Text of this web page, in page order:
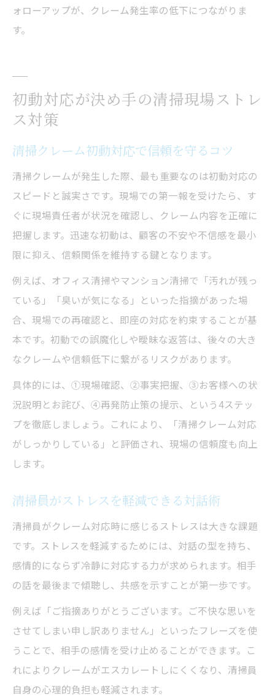
ォローアップが、クレーム発生率の低下につながりま
す。
初動対応が決め手の清掃現場ストレ
ス対策
清掃クレーム初動対応で信頼を守るコツ
清掃クレームが発生した際、最も重要なのは初動対応の
スピードと誠実さです。現場での第一報を受けたら、す
ぐに現場責任者が状況を確認し、クレーム内容を正確に
把握します。迅速な初動は、顧客の不安や不信感を最小
限に抑え、信頼関係を維持する鍵となります。
例えば、オフィス清掃やマンション清掃で「汚れが残っ
ている」「臭いが気になる」といった指摘があった場
合、現場での再確認と、即座の対応を約束することが基
本です。初動での誤魔化しや曖昧な返答は、後々の大き
なクレームや信頼低下に繋がるリスクがあります。
具体的には、①現場確認、②事実把握、③お客様への状
況説明とお詫び、④再発防止策の提示、という4ステッ
プを徹底しましょう。これにより、「清掃クレーム対応
がしっかりしている」と評価され、現場の信頼度も向上
します。
清掃員がストレスを軽減できる対話術
清掃員がクレーム対応時に感じるストレスは大きな課題
です。ストレスを軽減するためには、対話の型を持ち、
感情的にならず冷静に対応する力が求められます。相手
の話を最後まで傾聴し、共感を示すことが第一歩です。
例えば「ご指摘ありがとうございます。ご不快な思いを
させてしまい申し訳ありません」といったフレーズを使
うことで、相手の感情を受け止めることができます。こ
れによりクレームがエスカレートしにくくなり、清掃員
自身の心理的負担も軽減されます。